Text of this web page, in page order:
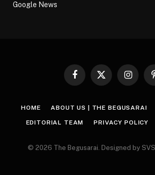
Google News
Facebook
X
HOME ABOUT US | THE BEGUSARAI
EDITORIAL TEAM PRIVACY POLICY
© 2026 The Begusarai. Designed by